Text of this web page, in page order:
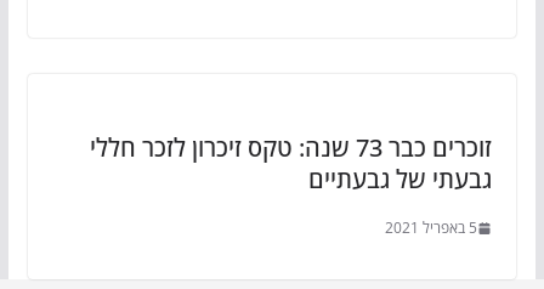
זוכרים כבר 73 שנה: טקס זיכרון לזכר חללי
גבעתי של גבעתיים
5 באפריל 2021